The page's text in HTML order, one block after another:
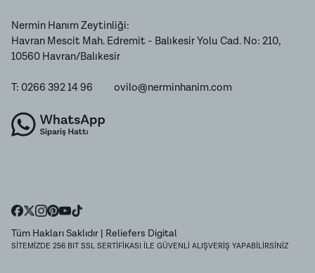
Nermin Hanım Zeytinliği:
Havran Mescit Mah. Edremit - Balıkesir Yolu Cad. No: 210,
10560 Havran/Balıkesir
T: 0266 392 14 96 ovilo@nerminhanim.com
Tüm Hakları Saklıdır | Reliefers Digital
SİTEMİZDE 256 BIT SSL SERTİFİKASI İLE GÜVENLİ ALIŞVERİŞ YAPABİLİRSİNİZ